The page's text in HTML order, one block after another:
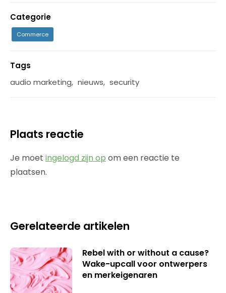
Categorie
Commerce
Tags
audio marketing, nieuws, security
Plaats reactie
Je moet ingelogd zijn op om een reactie te
plaatsen.
Gerelateerde artikelen
Rebel with or without a cause?
Wake-upcall voor ontwerpers
en merkeigenaren